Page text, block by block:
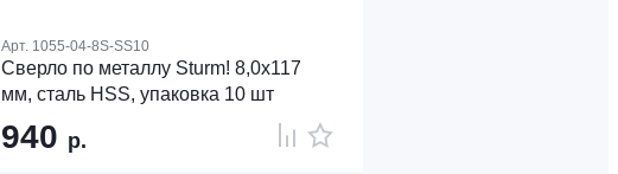
Арт. 1055-04-8S-SS10
Сверло по металлу Sturm! 8,0х117
мм, сталь HSS, упаковка 10 шт
940 р.